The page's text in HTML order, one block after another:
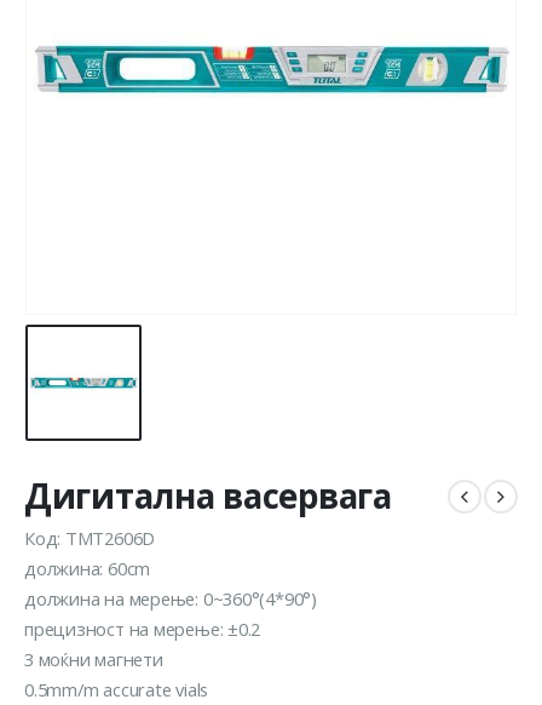
Дигитална васервага
Код: TMT2606D
должина: 60cm
должина на мерење: 0~360°(4*90°)
прецизност на мерење: ±0.2
3 моќни магнети
0.5mm/m accurate vials